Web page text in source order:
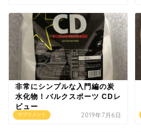
サプリメント
非常にシンプルな入門編の炭
水化物！バルクスポーツ CDレ
ビュー
2019年7月6日